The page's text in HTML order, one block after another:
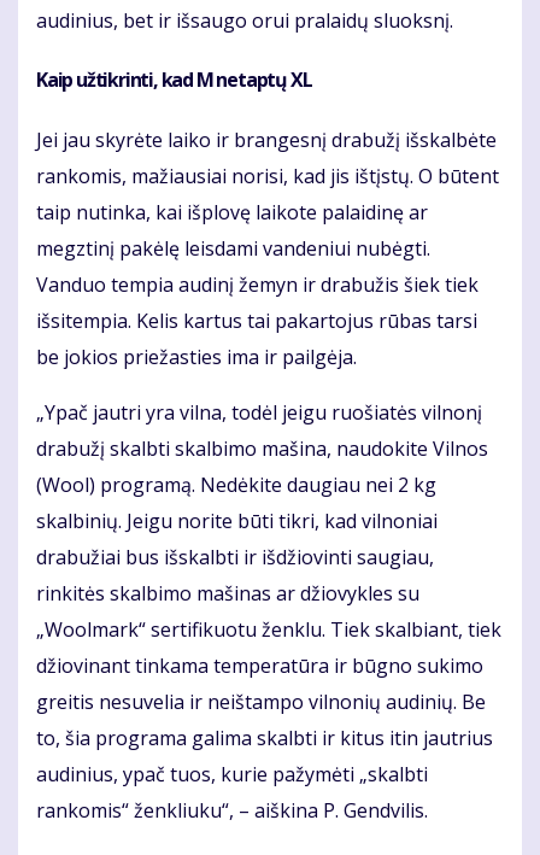
audinius, bet ir išsaugo orui pralaidų sluoksnį.
Kaip užtikrinti, kad M netaptų XL
Jei jau skyrėte laiko ir brangesnį drabužį išskalbėte
rankomis, mažiausiai norisi, kad jis ištįstų. O būtent
taip nutinka, kai išplovę laikote palaidinę ar
megztinį pakėlę leisdami vandeniui nubėgti.
Vanduo tempia audinį žemyn ir drabužis šiek tiek
išsitempia. Kelis kartus tai pakartojus rūbas tarsi
be jokios priežasties ima ir pailgėja.
„Ypač jautri yra vilna, todėl jeigu ruošiatės vilnonį
drabužį skalbti skalbimo mašina, naudokite Vilnos
(Wool) programą. Nedėkite daugiau nei 2 kg
skalbinių. Jeigu norite būti tikri, kad vilnoniai
drabužiai bus išskalbti ir išdžiovinti saugiau,
rinkitės skalbimo mašinas ar džiovykles su
„Woolmark“ sertifikuotu ženklu. Tiek skalbiant, tiek
džiovinant tinkama temperatūra ir būgno sukimo
greitis nesuvelia ir neištampo vilnonių audinių. Be
to, šia programa galima skalbti ir kitus itin jautrius
audinius, ypač tuos, kurie pažymėti „skalbti
rankomis“ ženkliuku“, – aiškina P. Gendvilis.